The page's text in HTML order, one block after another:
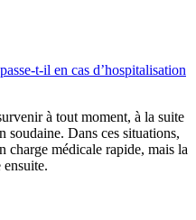
t-il en cas d’hospitalisation
à tout moment, à la suite
soudaine. Dans ces situations,
charge médicale rapide, mais la
ensuite.